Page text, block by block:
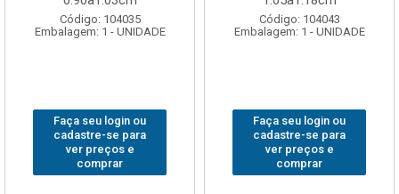
Código: 104043
Embalagem: 1 - UNIDADE
Faça seu login ou
cadastre-se para
ver preços e
comprar
Código: 104051
Embalagem: 1 - UNIDADE
Faça seu login ou
cadastre-se para
ver preços e
comprar